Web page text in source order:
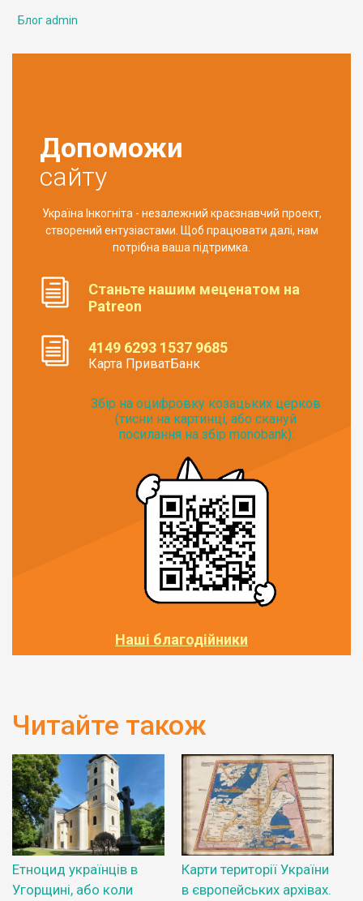
Блог admin
Допоможи
сайту
Україна Інкогніта - незалежний краєзнавчий проект,
створений ентузіастами. Щоб працювати далі, нам
потрібна ваша підтримка.
Станьте нашим меценатом на
Patreon
4149 6293 1537 9685
Карта ПриватБанк
Збір на оцифровку козацьких церков
(тисни на картинці, або скануй
посилання на збір monobank):
Наші благодійники
Читайте також
Етноцид українців в
Угорщині, або коли
Карти території України
в європейських архівах.